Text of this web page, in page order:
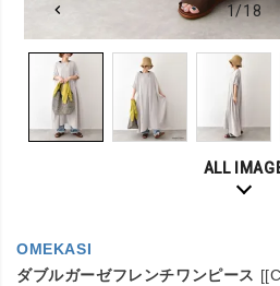
1/18
ALL
OMEKASI
ダブルガーゼフレンチワンピース